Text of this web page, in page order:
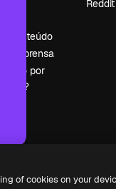
conteúdo
de imprensa
por
Reddit
of cookies on your